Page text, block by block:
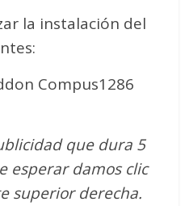
la instalación del
Compus1286
que dura 5
esperar damos clic
superior derecha.